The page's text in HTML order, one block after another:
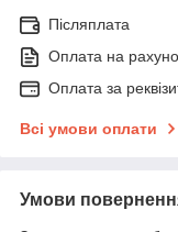
Післяплата
Оплата на
Оплата за
Всі умови оплати
Умови